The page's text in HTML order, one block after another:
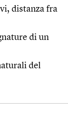
distanza fra
di un
del